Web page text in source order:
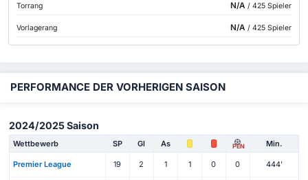
Torrang
N/A / 425 Spieler
Vorlagerang N/A / 425 Spieler
PERFORMANCE DER VORHERIGEN SAISON
2024/2025 Saison
Wettbewerb SP Gl As PEN Min.
Premier League 19 2 1 1 0 0 444'